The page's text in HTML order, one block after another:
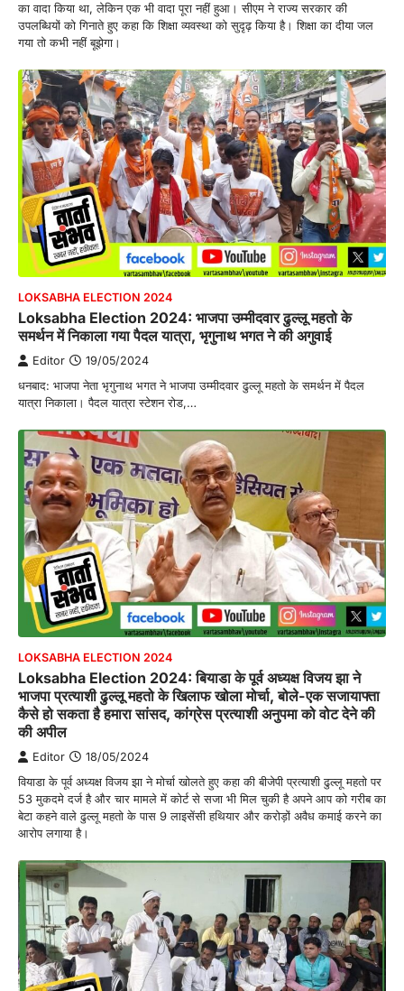
का वादा किया था, लेकिन एक भी वादा पूरा नहीं हुआ। सीएम ने राज्य सरकार की
उपलब्धियों को गिनाते हुए कहा कि शिक्षा व्यवस्था को सुदृढ़ किया है। शिक्षा का दीया जल
गया तो कभी नहीं‌ बूझेगा।
LOKSABHA ELECTION 2024
Loksabha Election 2024: भाजपा उम्मीदवार ढुल्लू महतो के
समर्थन में निकाला गया पैदल यात्रा, भृगुनाथ भगत ने की अगुवाई
Editor 19/05/2024
धनबाद: भाजपा नेता भृगुनाथ भगत ने भाजपा उम्मीदवार ढुल्लू महतो के समर्थन में पैदल
यात्रा निकाला। पैदल यात्रा स्टेशन रोड,…
LOKSABHA ELECTION 2024
Loksabha Election 2024: बियाडा के पूर्व अध्यक्ष विजय झा ने
भाजपा प्रत्याशी ढुल्लू महतो के खिलाफ खोला मोर्चा, बोले-एक सजायाफ्ता
कैसे हो सकता है हमारा सांसद, कांग्रेस प्रत्याशी अनुपमा को वोट देने की
की अपील
Editor 18/05/2024
वियाडा के पूर्व अध्यक्ष विजय झा ने मोर्चा खोलते हुए कहा की बीजेपी प्रत्याशी ढुल्लू महतो पर
53 मुकदमे दर्ज है और चार मामले में कोर्ट से सजा भी मिल चुकी है अपने आप को गरीब का
बेटा कहने वाले ढुल्लू महतो के पास 9 लाइसेंसी हथियार और करोड़ों अवैध कमाई करने का
आरोप लगाया है।